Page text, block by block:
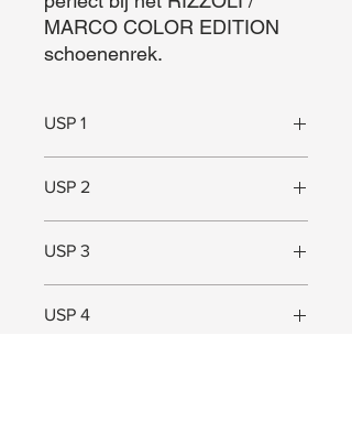
MARCO COLOR EDITION
schoenenrek.
USP 1
USP 2
Marco Color Edition Schoenenrek
USP 3
USP 4